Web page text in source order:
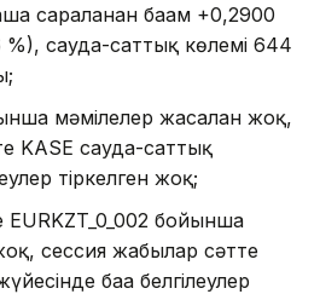
сараланған бағам +0,2900
сауда-саттық көлемі 644
мәмілелер жасалған жоқ,
KASE сауда-саттық
тіркелген жоқ;
EURKZT_0_002 бойынша
сессия жабылар сәтте
баға белгілеулер